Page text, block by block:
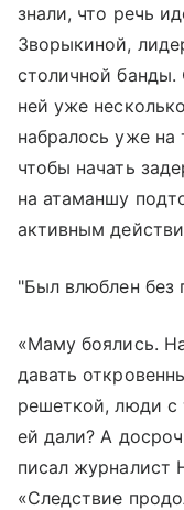
знали, что речь
Зворыкиной,
столичной
ней уже
набралось уже на
чтобы начать
на атаманшу
активным
"Был влюблен без
«Маму боялись.
давать
решеткой, люди с
ей дали? А
писал журналист
«Следствие